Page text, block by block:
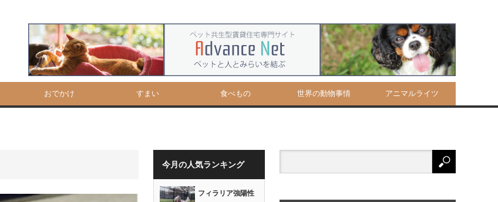
おでかけ すまい 食べもの 世界の動物事情 アニマルライツ
今月の人気ランキング
フィラリア強陽性